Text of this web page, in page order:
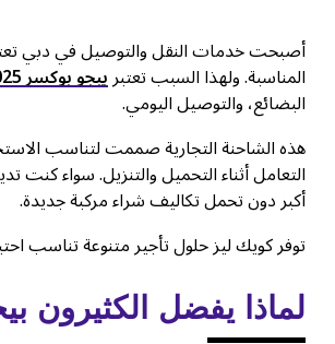
أصبحت خدمات النقل والتوصيل في دبي
المناسبة. ولهذا السبب تعتبربيجو بوكسر 2025
البضائع، والتوصيل اليومي.
هذه الشاحنة التجارية صممت لتناسب
التعامل أثناء التحميل والتنزيل. سواء
أكبر دون تحمل تكاليف شراء مركبة جديدة.
توفر كويك ليز حلول تأجير متنوعة تناسب
لماذا يفضل الكثيرون بيجو